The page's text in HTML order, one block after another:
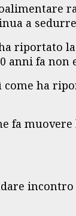
a
riportato
anni fa non
come ha
fa